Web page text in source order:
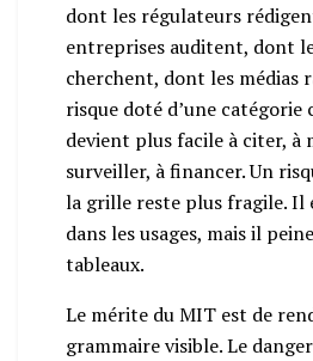
dont les régulateurs
entreprises auditent, dont
cherchent, dont les médias
risque doté d’une catégorie
devient plus facile à citer, à
surveiller, à financer. Un
la grille reste plus fragile. Il
dans les usages, mais il
tableaux.
Le mérite du MIT est de
grammaire visible. Le